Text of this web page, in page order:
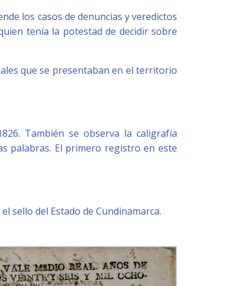
los casos de denuncias y veredictos
tenía la potestad de decidir sobre
que se presentaban en el territorio
También se observa la caligrafía
palabras. El primero registro en este
sello del Estado de Cundinamarca.